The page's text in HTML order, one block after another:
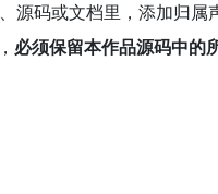
源码或文档里，添加归
必须保留本作品源码中的